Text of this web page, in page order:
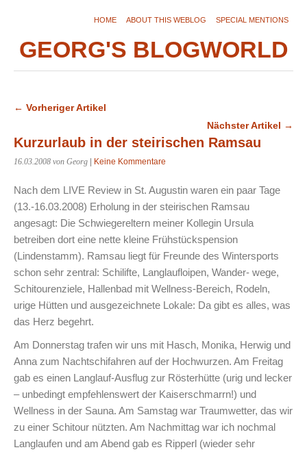
HOME ABOUT THIS WEBLOG SPECIAL MENTIONS
GEORG'S BLOGWORLD
← Vorheriger Artikel
Nächster Artikel →
Kurzurlaub in der steirischen Ramsau
16.03.2008 von Georg Keine Kommentare
Nach dem LIVE Review in St. Augustin waren ein paar Tage
(13.-16.03.2008) Erholung in der steirischen Ramsau
angesagt: Die Schwiegereltern meiner Kollegin Ursula
betreiben dort eine nette kleine Frühstückspension
(Lindenstamm). Ramsau liegt für Freunde des Wintersports
schon sehr zentral: Schilifte, Langlaufloipen, Wander- wege,
Schitourenziele, Hallenbad mit Wellness-Bereich, Rodeln,
urige Hütten und ausgezeichnete Lokale: Da gibt es alles, was
das Herz begehrt.
Am Donnerstag trafen wir uns mit Hasch, Monika, Herwig und
Anna zum Nachtschifahren auf der Hochwurzen. Am Freitag
gab es einen Langlauf-Ausflug zur Rösterhütte (urig und lecker
– unbedingt empfehlenswert der Kaiserschmarrn!) und
Wellness in der Sauna. Am Samstag war Traumwetter, das wir
zu einer Schitour nützten. Am Nachmittag war ich nochmal
Langlaufen und am Abend gab es Ripperl (wieder sehr